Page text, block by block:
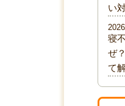
い
寝
ぜ
て